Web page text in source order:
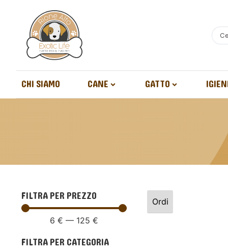
CHI SIAMO CANE GATTO
FILTRA PER PREZZO
6 € — 125 €
FILTRA PER CATEGORIA